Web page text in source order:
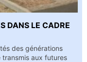
DANS LE CADRE
des générations
aux futures